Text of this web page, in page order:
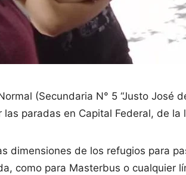
(Secundaria N° 5 “Justo José
las paradas en Capital Federal, de
dimensiones de los refugios para
como para Masterbus o cualquier